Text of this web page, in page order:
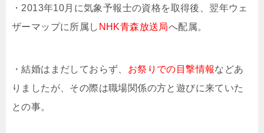
・2013年10月に気象予報士の資格を取得後、翌年ウェ
ザーマップに所属し NHK青森放送局へ配属。
・結婚はまだしておらず、 お祭りでの目撃情報などあ
りましたが、その際は職場関係の方と遊びに来ていた
との事。